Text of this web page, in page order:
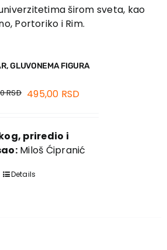
širom sveta, kao
Portoriko i Rim.
GLUVONEMA FIGURA
RSD 495,00 RSD
priredio i
Miloš Ćipranić
Details